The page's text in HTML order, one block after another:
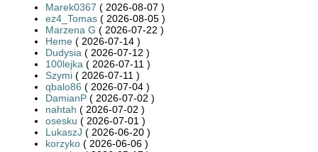
Marek0367 ( 2026-08-07 )
ez4_Tomas ( 2026-08-05 )
Marzena G ( 2026-07-22 )
Heme ( 2026-07-14 )
Dudysia ( 2026-07-12 )
100lejka ( 2026-07-11 )
Szymi ( 2026-07-11 )
qbalo86 ( 2026-07-04 )
DamianP ( 2026-07-02 )
nahtah ( 2026-07-02 )
osesku ( 2026-07-01 )
LukaszJ ( 2026-06-20 )
korzyko ( 2026-06-06 )